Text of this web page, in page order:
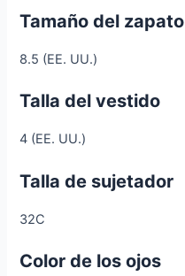
Tamaño del zapato
8.5 (EE. UU.)
Talla del vestido
4 (EE. UU.)
Talla de sujetador
32C
Color de los ojos